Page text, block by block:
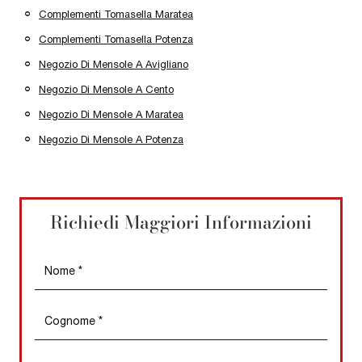
Complementi Tomasella Maratea
Complementi Tomasella Potenza
Negozio Di Mensole A Avigliano
Negozio Di Mensole A Cento
Negozio Di Mensole A Maratea
Negozio Di Mensole A Potenza
Richiedi Maggiori Informazioni